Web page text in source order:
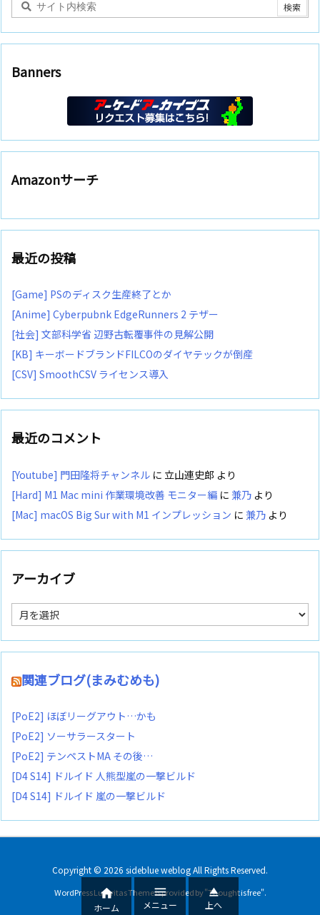
Banners
Amazonサーチ
最近の投稿
[Game] PSのディスク生産終了とか
[Anime] Cyberpubnk EdgeRunners 2 テザー
[社会] 文部科学省 辺野古転覆事件の見解公開
[KB] キーボードブランドFILCOのダイヤテックが倒産
[CSV] SmoothCSV ライセンス導入
最近のコメント
[Youtube] 門田隆将チャンネル に 立山連史郎 より
[Hard] M1 Mac mini 作業環境改善 モニター編 に 兼乃 より
[Mac] macOS Big Sur with M1 インプレッション に 兼乃 より
アーカイブ
ア
ー
カ
イ
関連ブログ(まみむめも)
[PoE2] ほぼリーグアウト…かも
[PoE2] ソーサラースタート
[PoE2] テンペストMA その後…
[D4 S14] ドルイド 人熊型嵐の一撃ビルド
[D4 S14] ドルイド 嵐の一撃ビルド
Copyright © 2026 sideblue weblogAll Rights Reserved.
WordPress Luxeritas Theme is provided by "Thought is free".

ホーム

メニュー

上へ